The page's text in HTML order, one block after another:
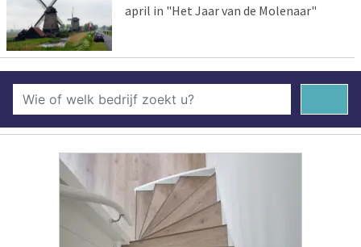
april in "Het Jaar van de Molenaar"